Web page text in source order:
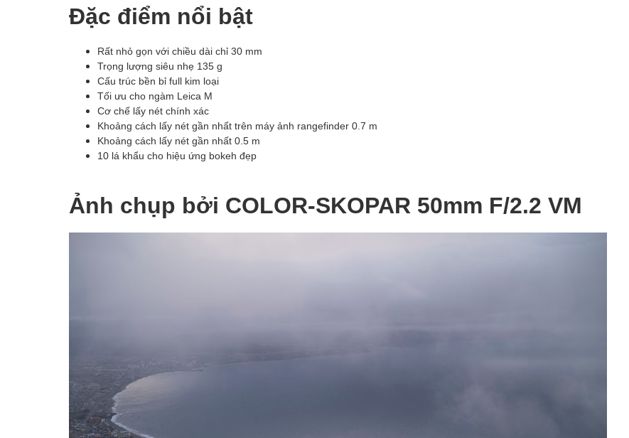
Đặc điểm nổi bật
Rất nhỏ gọn với chiều dài chỉ 30 mm
Trọng lượng siêu nhẹ 135 g
Cấu trúc bền bỉ full kim loại
Tối ưu cho ngàm Leica M
Cơ chế lấy nét chính xác
Khoảng cách lấy nét gần nhất trên máy ảnh rangefinder 0.7 m
Khoảng cách lấy nét gần nhất 0.5 m
10 lá khẩu cho hiệu ứng bokeh đẹp
Ảnh chụp bởi COLOR-SKOPAR 50mm F/2.2 VM